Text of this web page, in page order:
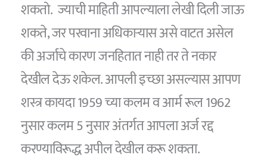
शकतो. ज्याची माहिती आपल्याला लेखी दिली जाऊ
शकते, जर परवाना अधिकार्‍यास असे वाटत असेल
की अर्जाचे कारण जनहितात नाही तर ते नकार
देखील देऊ शकेल. आपली इच्छा असल्यास आपण
शस्त्र कायदा 1959 च्या कलम व आर्म रूल 1962
नुसार कलम 5 नुसार अंतर्गत आपला अर्ज रद्द
करण्याविरूद्ध अपील देखील करू शकता.